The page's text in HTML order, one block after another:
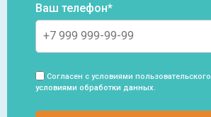
Ваш телефон*
Согласен с условиями пользовательского
условиями обработки данных.